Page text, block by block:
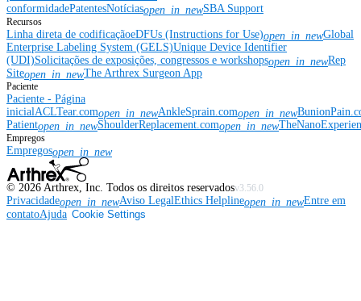
conformidadePatentesNotíciasopen_in_newSBA Support
Recursos
Linha direta de codificaçãoeDFUs (Instructions for Use)open_in_newGlobal
Enterprise Labeling System (GELS)Unique Device Identifier
(UDI)Solicitações de exposições, congressos e workshopsopen_in_newRep
Siteopen_in_newThe Arthrex Surgeon App
Paciente
Paciente - Página
inicialACLTear.comopen_in_newAnkleSprain.comopen_in_new
Patientopen_in_newShoulderReplacement.comopen_in_new
Empregos
Empregosopen_in_new
© 2026 Arthrex, Inc. Todos os direitos reservadosv3.56.0
Privacidadeopen_in_newAviso LegalEthics Helplineopen_in_newEntre em
contatoAjuda Cookie Settings